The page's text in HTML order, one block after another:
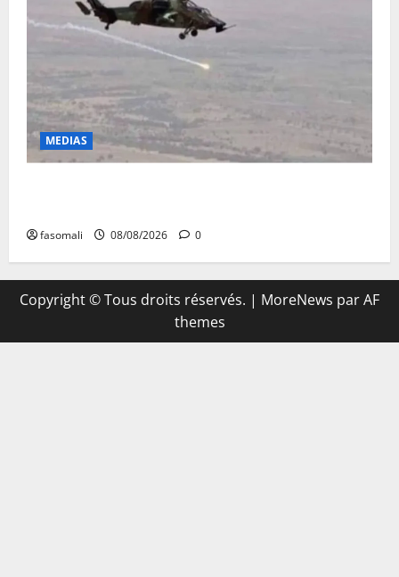
MEDIAS
fasomali 08/08/2026 0
Copyright © Tous droits réservés. | MoreNews par AF
themes